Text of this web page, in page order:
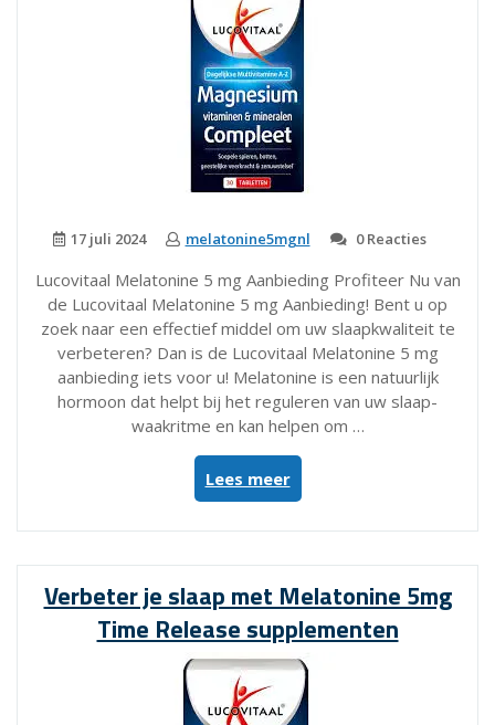
17 juli 2024 melatonine5mgnl 0 Reacties
Lucovitaal Melatonine 5 mg Aanbieding Profiteer Nu van
de Lucovitaal Melatonine 5 mg Aanbieding! Bent u op
zoek naar een effectief middel om uw slaapkwaliteit te
verbeteren? Dan is de Lucovitaal Melatonine 5 mg
aanbieding iets voor u! Melatonine is een natuurlijk
hormoon dat helpt bij het reguleren van uw slaap-
waakritme en kan helpen om …
Lees meer“Profiteer
Nu
van
Melatonine
5
mg
Aanbieding!”
Verbeter je slaap met Melatonine 5mg
Time Release supplementen